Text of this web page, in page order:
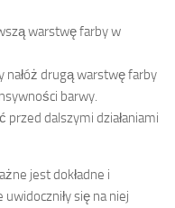
warstwę farby w
nałóż drugą warstwę farby
barwy.
przed dalszymi działaniami
jest dokładne i
się na niej